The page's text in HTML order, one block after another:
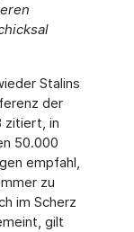
Stalins
der
zitiert, in
50.000
empfahl,
zu
im Scherz
gilt